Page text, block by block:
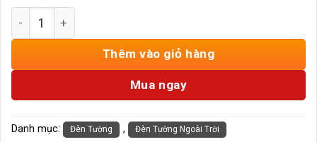
Đèn Vách Tường Ngoài Trời HD-VNT2250 số lượng
Thêm vào giỏ hàng
Mua ngay
Danh mục: Đèn Tường , Đèn Tường Ngoài Trời